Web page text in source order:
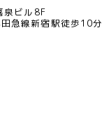
泉ビル8F
急線新宿駅徒歩10分